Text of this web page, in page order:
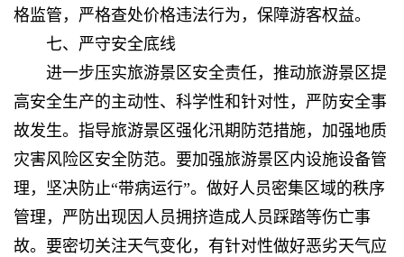
格监管，严格查处价格违法行为，保障游客权益。
七、严守安全底线
进一步压实旅游景区安全责任，推动旅游景区提
高安全生产的主动性、科学性和针对性，严防安全事
故发生。指导旅游景区强化汛期防范措施，加强地质
灾害风险区安全防范。要加强旅游景区内设施设备管
理，坚决防止“带病运行”。做好人员密集区域的秩序
管理，严防出现因人员拥挤造成人员踩踏等伤亡事
故。要密切关注天气变化，有针对性做好恶劣天气应